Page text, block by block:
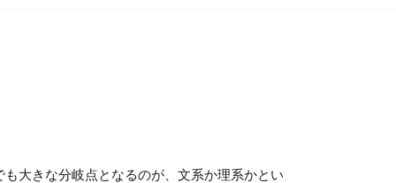
大きな分岐点となるのが、文系か理系かとい